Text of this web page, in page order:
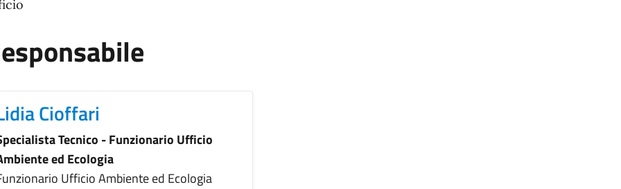
Cioffari
Tecnico - Funzionario Ufficio
ed Ecologia
Ufficio Ambiente ed Ecologia